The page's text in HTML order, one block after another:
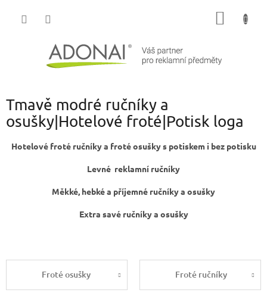
Tmavě modré ručníky a
osušky|Hotelové froté|Potisk loga
Hotelové froté ručníky a froté osušky s potiskem i bez potisku
Levné reklamní ručníky
Měkké, hebké a příjemné ručníky a osušky
Extra savé ručníky a osušky
Froté osušky Froté ručníky